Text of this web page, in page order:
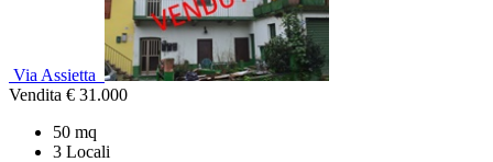
Via Assietta
Vendita € 31.000
50 mq
3 Locali